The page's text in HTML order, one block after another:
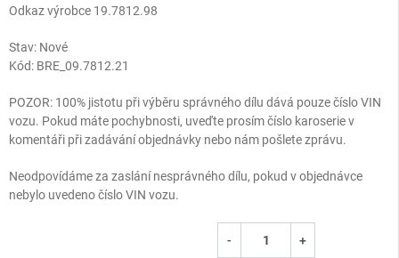
Odkaz výrobce 19.7812.98
Stav: Nové
Kód: BRE_09.7812.21
POZOR: 100% jistotu při výběru správného dílu dává pouze číslo VIN
vozu. Pokud máte pochybnosti, uveďte prosím číslo karoserie v
komentáři při zadávání objednávky nebo nám pošlete zprávu.
Neodpovídáme za zaslání nesprávného dílu, pokud v objednávce
nebylo uvedeno číslo VIN vozu.
- +